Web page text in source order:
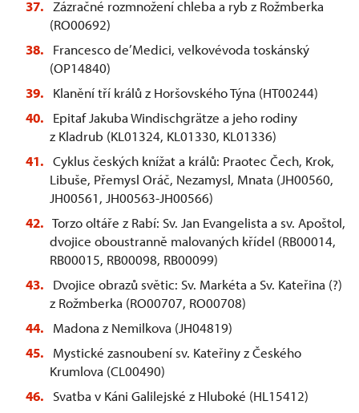
Zázračné rozmnožení chleba a ryb z Rožmberka
(RO00692)
Francesco de’Medici, velkovévoda toskánský
(OP14840)
Klanění tří králů z Horšovského Týna (HT00244)
Epitaf Jakuba Windischgrätze a jeho rodiny
z Kladrub (KL01324, KL01330, KL01336)
Cyklus českých knížat a králů: Praotec Čech, Krok,
Libuše, Přemysl Oráč, Nezamysl, Mnata (JH00560,
JH00561, JH00563-JH00566)
Torzo oltáře z Rabí: Sv. Jan Evangelista a sv. Apoštol,
dvojice oboustranně malovaných křídel (RB00014,
RB00015, RB00098, RB00099)
Dvojice obrazů světic: Sv. Markéta a Sv. Kateřina (?)
z Rožmberka (RO00707, RO00708)
Madona z Nemilkova (JH04819)
Mystické zasnoubení sv. Kateřiny z Českého
Krumlova (CL00490)
Svatba v Káni Galilejské z Hluboké (HL15412)